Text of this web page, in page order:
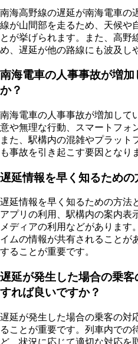
南海高野線の遅延が南海電車の
線が山間部を走るため、天候や
とが挙げられます。また、高野
め、遅延が他の路線にも波及し
南海電車の人事事故が増
か？
南海電車の人事事故が増加して
意や無理な行動、スマートフォ
また、駅構内の混雑やプラット
も事故を引き起こす要因となり
遅延情報を早く知るため
遅延情報を早く知るための方法
アプリの利用、駅構内の案内表
メディアの利用などがあります
イムの情報が共有されることが
することが重要です。
遅延が発生した場合の乗
すれば良いですか？
遅延が発生した場合の乗客の対
ることが重要です。列車内での
ど、状況に応じて適切な対応を